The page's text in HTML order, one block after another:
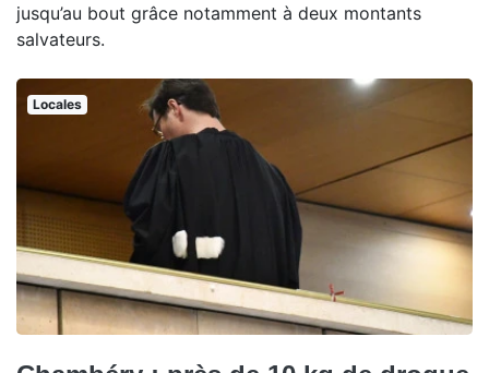
jusqu’au bout grâce notamment à deux montants
salvateurs.
Locales